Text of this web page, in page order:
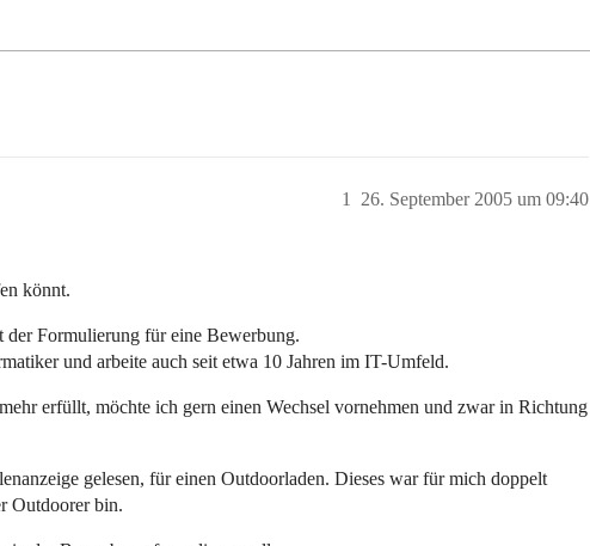
26. September 2005 um 09:40
1
könnt.
Formulierung für eine Bewerbung.
und arbeite auch seit etwa 10 Jahren im IT-Umfeld.
erfüllt, möchte ich gern einen Wechsel vornehmen und zwar in Richtung
gelesen, für einen Outdoorladen. Dieses war für mich doppelt
Outdoorer bin.